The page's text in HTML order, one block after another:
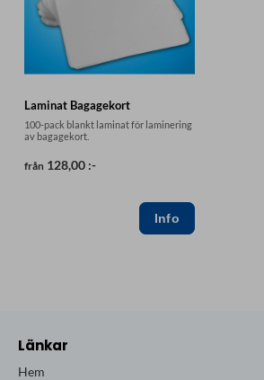
Laminat Bagagekort
100-pack blankt laminat för laminering
av bagagekort.
från 128,00 :-
Länkar
Hem